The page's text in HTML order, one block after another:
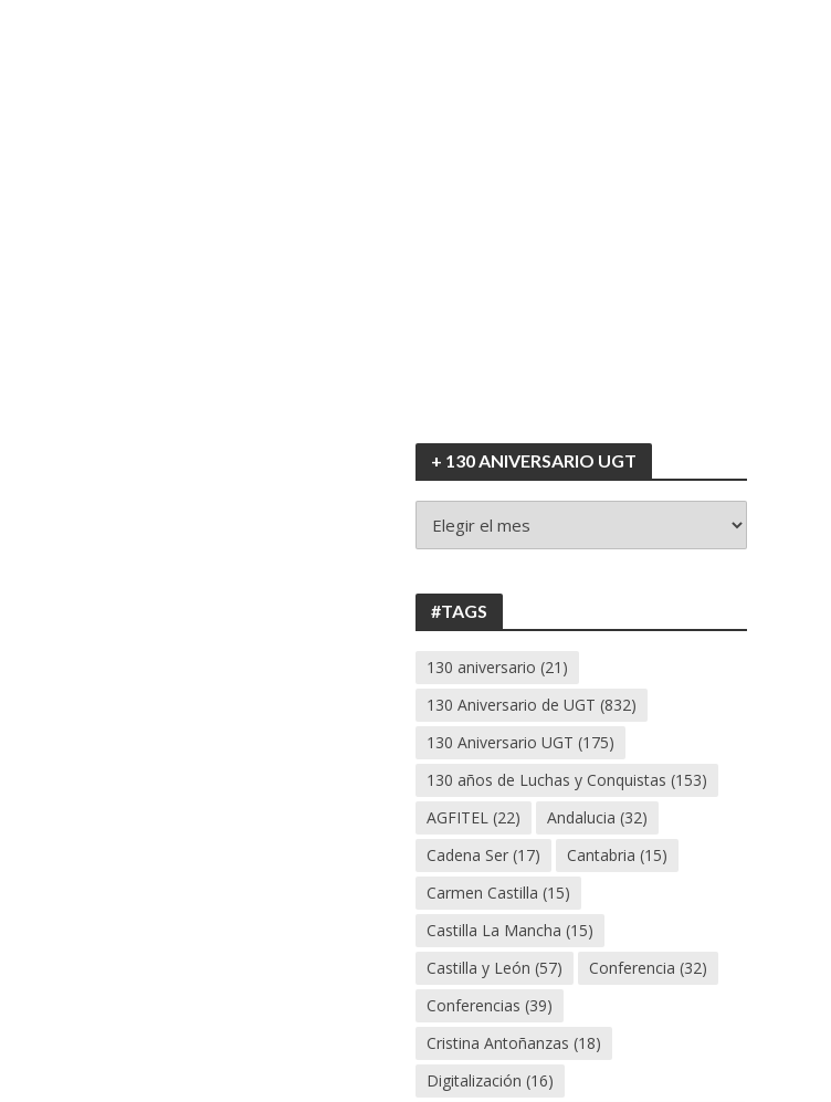
+ 130 ANIVERSARIO UGT
130
#TAGS
130 aniversario (21)
130 Aniversario de UGT (832)
130 Aniversario UGT (175)
130 años de Luchas y Conquistas (153)
AGFITEL (22) Andalucia (32)
Cadena Ser (17) Cantabria (15)
Carmen Castilla (15)
Castilla La Mancha (15)
Castilla y León (57) Conferencia (32)
Conferencias (39)
Cristina Antoñanzas (18)
Digitalización (16)